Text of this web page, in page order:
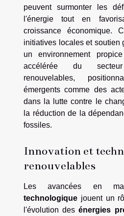
peuvent surmonter les
l'énergie tout en
croissance économique.
initiatives locales et soutien
un environnement
accélérée du
renouvelables,
émergents comme des
dans la lutte contre le
la réduction de la
fossiles.
Innovation et
renouvelables
Les avancées en
technologique jouent un
l'évolution desénergies